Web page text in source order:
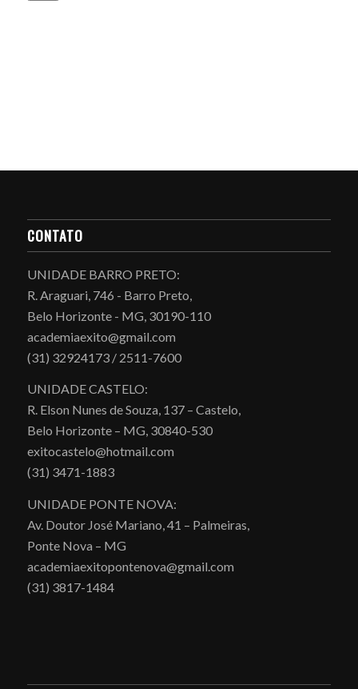
CONTATO
UNIDADE BARRO PRETO:
R. Araguari, 746 - Barro Preto,
Belo Horizonte - MG, 30190-110
academiaexito@gmail.com
(31) 32924173 / 2511-7600
UNIDADE CASTELO:
R. Elson Nunes de Souza, 137 – Castelo,
Belo Horizonte – MG, 30840-530
exitocastelo@hotmail.com
(31) 3471-1883
UNIDADE PONTE NOVA:
Av. Doutor José Mariano, 41 – Palmeiras,
Ponte Nova – MG
academiaexitopontenova@gmail.com
(31) 3817-1484